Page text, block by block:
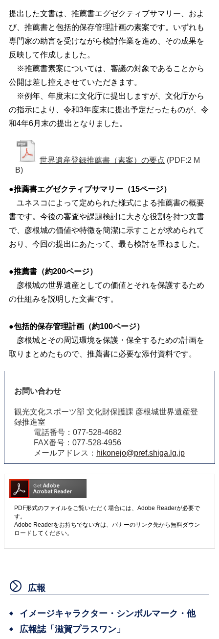
提出した文書は、推薦書エグゼクティブサマリー、およ
び、推薦書と包括的保存管理計画の素案です。いずれも
専門家の助言を受けながら検討作業を進め、その成果を
反映して作成しました。
※推薦書素案については、審議の対象であることから
公開は差し控えさせていただきます。
※例年、年度末に文化庁に提出しますが、文化庁から
の指示により、令和3年度末に提出予定だったものが、令
和4年6月末の提出となりました。
世界遺産登録推薦書（素案）の要点 (PDF:2 M
B)
●推薦書エグゼクティブサマリー（15ページ）
ユネスコによって定められた様式による推薦書の概要
書です。今後の審査や課題検討に大きな役割を持つ文書
で、彦根城の価値や特徴を簡潔に示すことが求められて
おり、今回の提出にあたって、最も検討を重ねました。
●推薦書（約200ページ）
彦根城の世界遺産としての価値とそれを保護するため
の仕組みを説明した文書です。
●包括的保存管理計画（約100ページ）
彦根城とその周辺環境を保護・保全するための計画を
取 りまとめたもので、推薦書に必要な添付資料です。
お問い合わせ
観光文化スポーツ部 文化財保護課 彦根城世界遺産登
録推進室
電話番号：077-528-4682
FAX番号：077-528-4956
メールアドレス： hikonejo@pref.shiga.lg.jp
PDF形式のファイルをご覧いただく場合には、Adobe Readerが必要で
す。
Adobe Readerをお持ちでない方は、バナーのリンク先から無料ダウン
ロードしてください。
広報
イメージキャラクター・シンボルマーク・他
広報誌「滋賀プラスワン」